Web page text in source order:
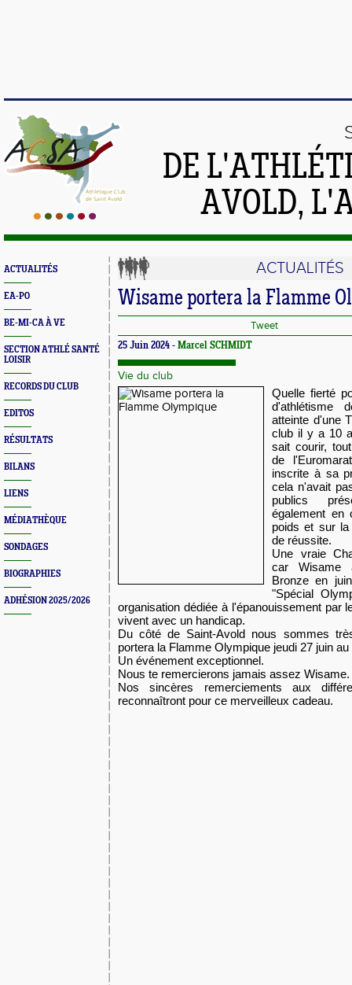
DE
AVOLD,
ACTUALITÉS
EA-PO
BE-MI-CA À VE
SECTION ATHLÉ SANTÉ
LOISIR
RECORDS DU CLUB
EDITOS
RÉSULTATS
BILANS
LIENS
MÉDIATHÈQUE
SONDAGES
BIOGRAPHIES
ADHÉSION 2025/2026
ACTUALITÉS
Wisame portera la Flamme
Tweet
25 Juin 2024 - Marcel SCHMIDT
Vie du club
Quelle fierté
d'athlétisme
atteinte d'une
club il y a 10
sait courir,
de
inscrite à sa
cela n'avait
publics
également en
poids et sur la
de réussite.
Une vraie
car Wisame
Bronze en
"Spécial
organisation dédiée à l'épanouissement par
vivent avec un handicap.
Du côté de Saint-Avold nous sommes
portera la Flamme Olympique jeudi 27 juin
Un événement exceptionnel.
Nous te remercierons jamais assez Wisame.
Nos sincères remerciements aux
reconnaîtront pour ce merveilleux cadeau.